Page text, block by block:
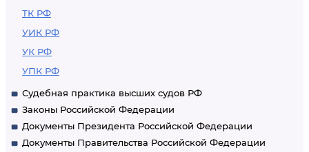
ТК РФ
УИК РФ
УК РФ
УПК РФ
Судебная практика высших судов РФ
Законы Российской Федерации
Документы Президента Российской Федерации
Документы Правительства Российской Федерации